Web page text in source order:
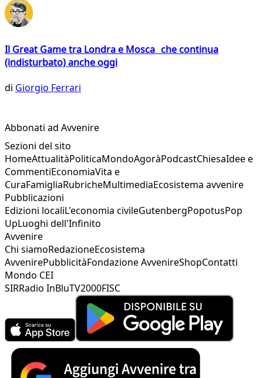
Il Great Game tra Londra e Mosca che continua
(indisturbato) anche oggi
di Giorgio Ferrari
Abbonati ad Avvenire
Sezioni del sito
HomeAttualitàPoliticaMondoAgoràPodcastChiesaIdee e
CommentiEconomiaVita e
CuraFamigliaRubricheMultimediaEcosistema avvenire
Pubblicazioni
Edizioni localiL'economia civileGutenbergPopotusPop
UpLuoghi dell'Infinito
Avvenire
Chi siamoRedazioneEcosistema
AvvenirePubblicitàFondazione AvvenireShopContatti
Mondo CEI
SIRRadio InBluTV2000FISC